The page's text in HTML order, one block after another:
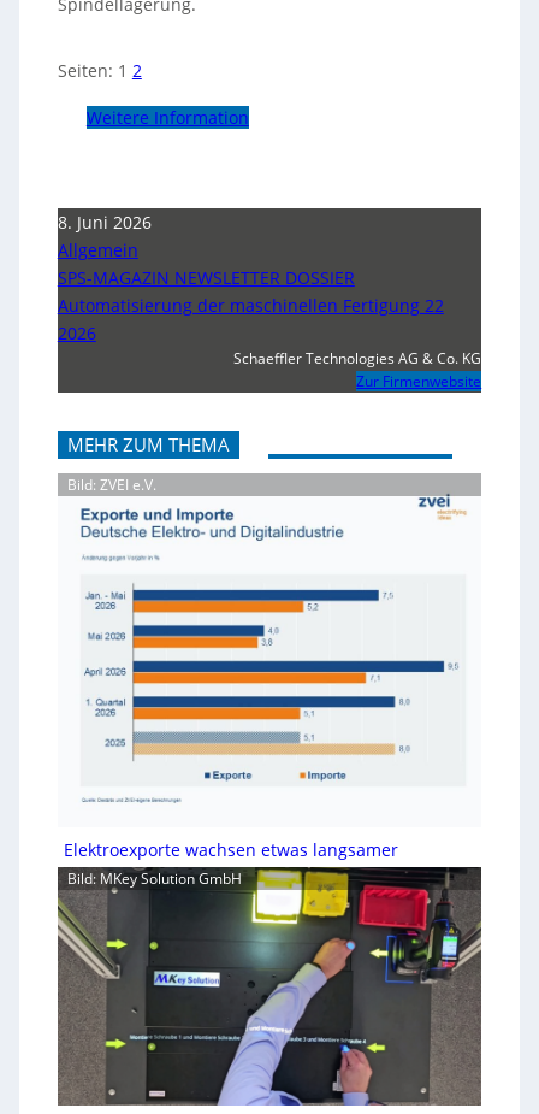
Seiten: 1 2
Weitere Information
8. Juni 2026
Allgemein
SPS-MAGAZIN NEWSLETTER DOSSIER
Automatisierung der maschinellen Fertigung 22
2026
Schaeffler Technologies AG & Co. KG
Zur Firmenwebsite
MEHR ZUM THEMA
Bild: ZVEI e.V.
Elektroexporte wachsen etwas langsamer
Bild: MKey Solution GmbH